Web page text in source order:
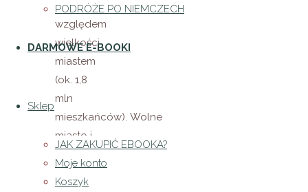
PODRÓŻE PO NIEMCZECH
DARMOWE E-BOOKI
Sklep
JAK ZAKUPIĆ EBOOKA?
Moje konto
Koszyk
pod
względem
wielkości
miastem
(ok. 1,8
mln
mieszkańców). Wolne
miasto i
niemiecki